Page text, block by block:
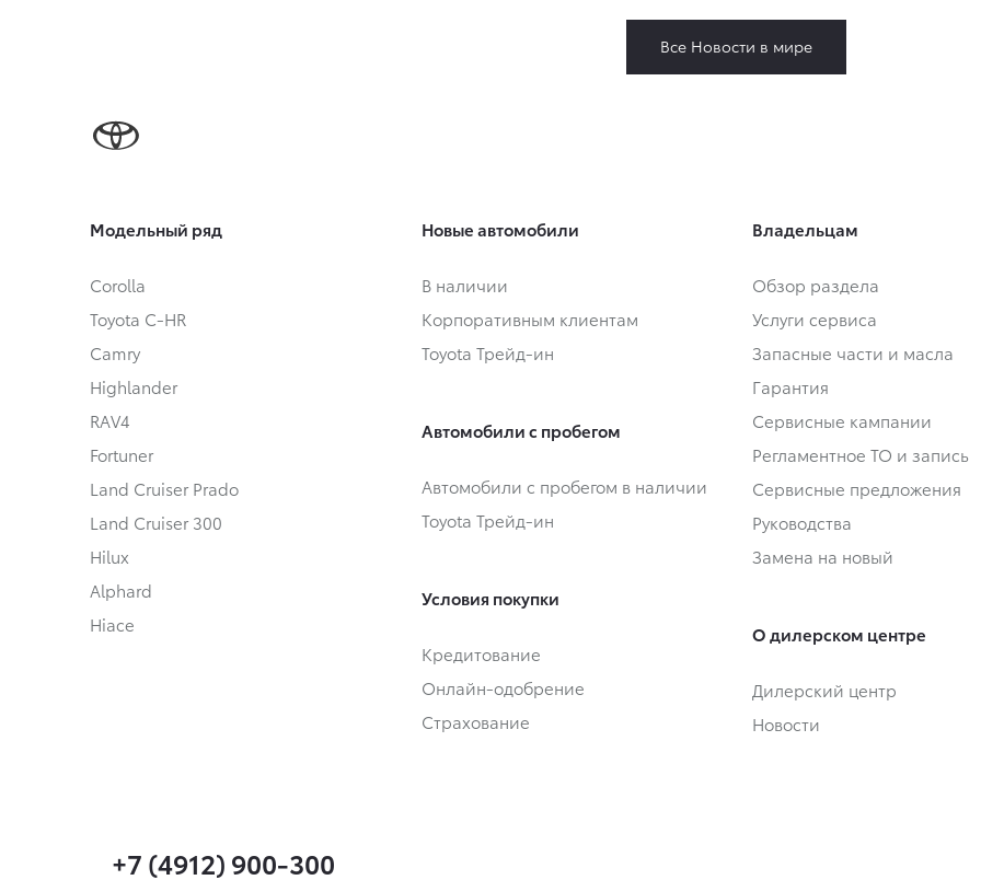
Все Новости в мире
Модельный ряд
Corolla
Toyota C-HR
Camry
Highlander
RAV4
Fortuner
Land Cruiser Prado
Land Cruiser 300
Hilux
Alphard
Hiace
Новые автомобили
В наличии
Корпоративным клиентам
Toyota Трейд-ин
Автомобили с пробегом
Автомобили с пробегом в наличии
Toyota Трейд-ин
Условия покупки
Кредитование
Онлайн-одобрение
Страхование
Владельцам
Обзор раздела
Услуги сервиса
Запасные части и масла
Гарантия
Сервисные кампании
Регламентное ТО и запись
Сервисные предложения
Руководства
Замена на новый
О дилерском центре
Дилерский центр
Новости
+7 (4912) 900-300